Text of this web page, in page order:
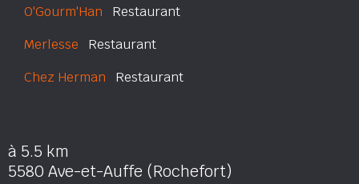
O'Gourm'Han Restaurant
Merlesse Restaurant
Chez Herman Restaurant
à 5.5 km
5580 Ave-et-Auffe (Rochefort)